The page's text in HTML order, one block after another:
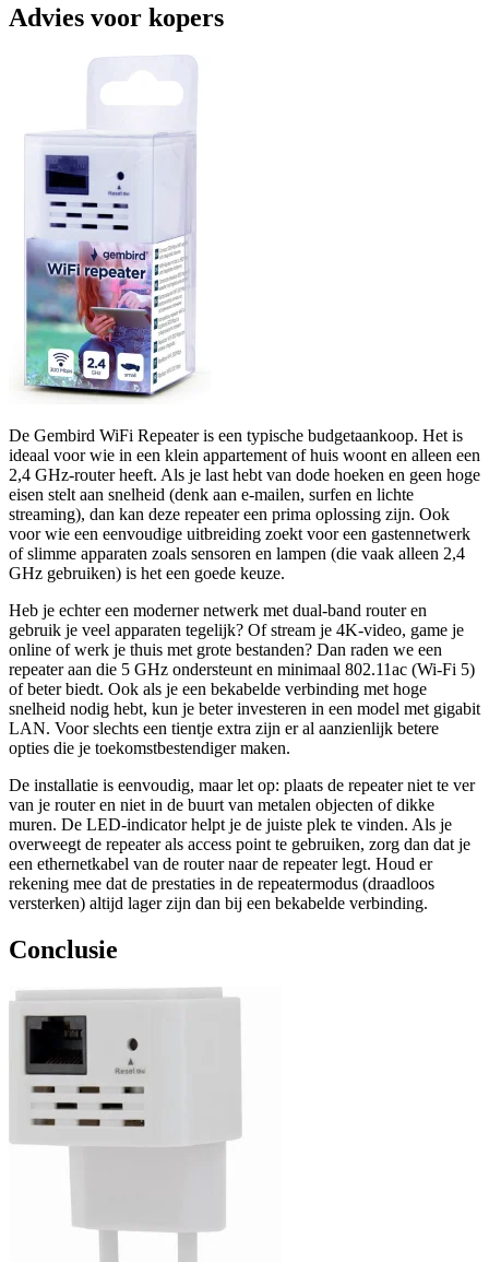
Advies voor kopers
De Gembird WiFi Repeater is een typische budgetaankoop. Het is
ideaal voor wie in een klein appartement of huis woont en alleen een
2,4 GHz-router heeft. Als je last hebt van dode hoeken en geen hoge
eisen stelt aan snelheid (denk aan e-mailen, surfen en lichte
streaming), dan kan deze repeater een prima oplossing zijn. Ook
voor wie een eenvoudige uitbreiding zoekt voor een gastennetwerk
of slimme apparaten zoals sensoren en lampen (die vaak alleen 2,4
GHz gebruiken) is het een goede keuze.
Heb je echter een moderner netwerk met dual-band router en
gebruik je veel apparaten tegelijk? Of stream je 4K-video, game je
online of werk je thuis met grote bestanden? Dan raden we een
repeater aan die 5 GHz ondersteunt en minimaal 802.11ac (Wi-Fi 5)
of beter biedt. Ook als je een bekabelde verbinding met hoge
snelheid nodig hebt, kun je beter investeren in een model met gigabit
LAN. Voor slechts een tientje extra zijn er al aanzienlijk betere
opties die je toekomstbestendiger maken.
De installatie is eenvoudig, maar let op: plaats de repeater niet te ver
van je router en niet in de buurt van metalen objecten of dikke
muren. De LED-indicator helpt je de juiste plek te vinden. Als je
overweegt de repeater als access point te gebruiken, zorg dan dat je
een ethernetkabel van de router naar de repeater legt. Houd er
rekening mee dat de prestaties in de repeatermodus (draadloos
versterken) altijd lager zijn dan bij een bekabelde verbinding.
Conclusie